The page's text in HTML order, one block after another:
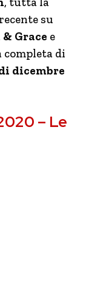
su
Grace e
completa di
dicembre
– Le